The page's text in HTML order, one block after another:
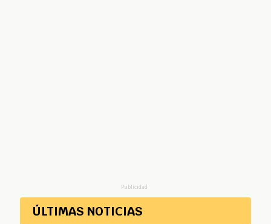
Publicidad
ÚLTIMAS NOTICIAS